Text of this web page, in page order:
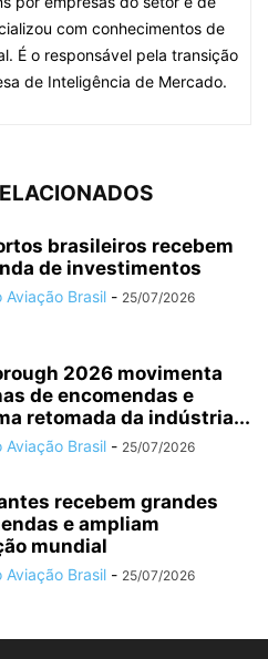
com conhecimentos de
É o responsável pela transição
de Inteligência de Mercado.
brasileiros recebem
de investimentos
Aviação Brasil - 25/07/2026
2026 movimenta
de encomendas e
retomada da indústria...
Aviação Brasil - 25/07/2026
recebem grandes
e ampliam
mundial
Aviação Brasil - 25/07/2026